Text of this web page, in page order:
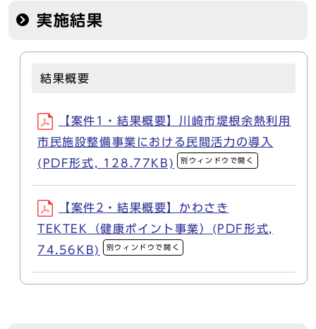
実施結果
結果概要
【案件1・結果概要】川崎市堤根余熱利用
市民施設整備事業における民間活力の導入
(PDF形式, 128.77KB)
別ウィンドウで開く
【案件2・結果概要】かわさき
TEKTEK（健康ポイント事業）(PDF形式,
74.56KB)
別ウィンドウで開く